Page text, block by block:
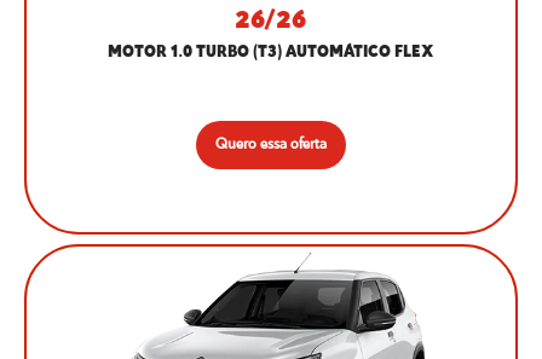
26/26
MOTOR 1.0 TURBO (T3) AUTOMÁTICO FLEX
Quero essa oferta